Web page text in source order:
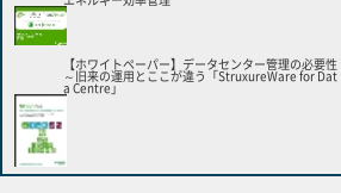
【ホワイトペーパー】データセンター管理の必要性
～旧来の運用とここが違う「StruxureWare for Dat
a Centre」